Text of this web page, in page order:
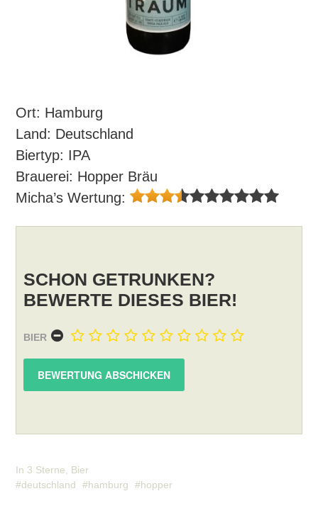
Ort: Hamburg
Land: Deutschland
Biertyp: IPA
Brauerei: Hopper Bräu
Micha’s Wertung:
SCHON GETRUNKEN?
BEWERTE DIESES BIER!
BIER
In 3 Sterne
Bier
deutschland
hamburg hopper